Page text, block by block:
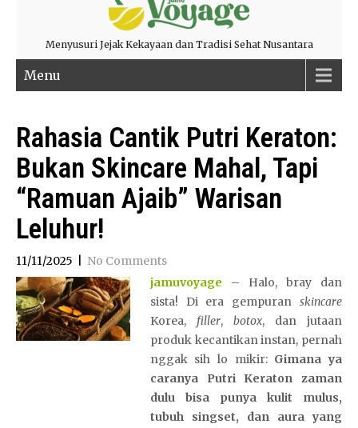
Menyusuri Jejak Kekayaan dan Tradisi Sehat Nusantara
Menu
Rahasia Cantik Putri Keraton:
Bukan Skincare Mahal, Tapi
“Ramuan Ajaib” Warisan
Leluhur!
11/11/2025
No Comments
jamuvoyage – Halo, bray dan
sista! Di era gempuran skincare
Korea, filler, botox, dan jutaan
produk kecantikan instan, pernah
nggak sih lo mikir: Gimana ya
caranya Putri Keraton zaman
dulu bisa punya kulit mulus,
tubuh singset, dan aura yang